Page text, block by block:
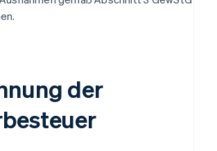
der